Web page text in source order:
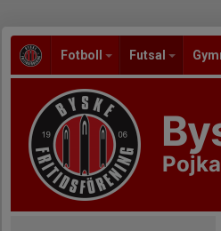
Fotboll Futsal